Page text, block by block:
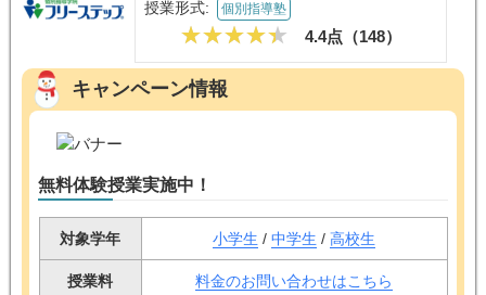
授業形式: 個別指導塾
4.4点（148）
キャンペーン情報
無料体験授業実施中！
対象学年 小学生 / 中学生 / 高校生
授業料 料金のお問い合わせはこちら